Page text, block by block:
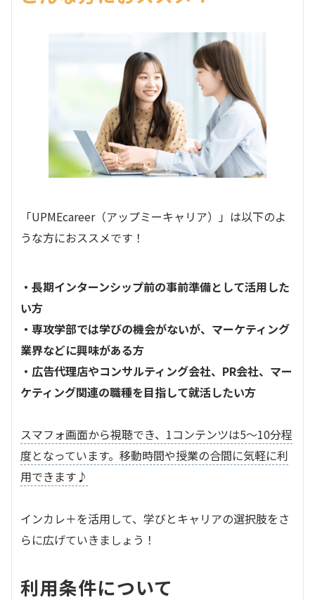
「UPMEcareer（アップミーキャリア）」は以下のよ
うな方におススメです！
・長期インターンシップ前の事前準備として活用した
い方
・専攻学部では学びの機会がないが、マーケティング
業界などに興味がある方
・広告代理店やコンサルティング会社、PR会社、マー
ケティング関連の職種を目指して就活したい方
スマフォ画面から視聴でき、1コンテンツは5～10分程
度となっています。移動時間や授業の合間に気軽に利
用できます♪
インカレ＋を活用して、学びとキャリアの選択肢をさ
らに広げていきましょう！
利用条件について